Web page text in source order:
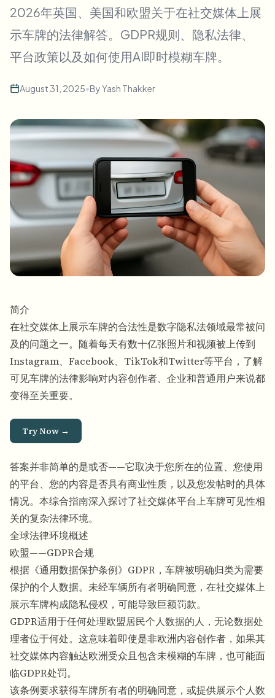
语音匿名处理器
换脸 - 图片
换脸 - 视频
视频智能
批量视频模糊
一次处理多个视频
大批量、保留期和SLA
批量车牌模糊
车队、行车记录仪和停车场大规模处理
高吞吐量流水线
模糊任何内容
企业区域、策略和审核
自动化上传、任务和Webhook
联系表单
视频智能
批量背景移除
2026年英国、美国和欧盟关于在社交媒体上展
示车牌的法律解答。GDPR规则、隐私法律、
平台政策以及如何使用AI即时模糊车牌。
August 31, 2025•ByYash Thakker
简介
在社交媒体上展示车牌的合法性是数字隐私法领域最常被问
及的问题之一。随着每天有数十亿张照片和视频被上传到
Instagram、Facebook、TikTok和Twitter等平台，了解
可见车牌的法律影响对内容创作者、企业和普通用户来说都
变得至关重要。
Try Now →
答案并非简单的是或否——它取决于您所在的位置、您使用
的平台、您的内容是否具有商业性质，以及您发帖时的具体
情况。本综合指南深入探讨了社交媒体平台上车牌可见性相
关的复杂法律环境。
全球法律环境概述
欧盟——GDPR合规
根据《通用数据保护条例》 GDPR ，车牌被明确归类为需要
保护的个人数据。未经车辆所有者明确同意，在社交媒体上
展示车牌构成隐私侵权，可能导致巨额罚款。
GDPR适用于任何处理欧盟居民个人数据的人，无论数据处
理者位于何处。这意味着即使是非欧洲内容创作者，如果其
社交媒体内容触达欧洲受众且包含未模糊的车牌，也可能面
临GDPR处罚。
该条例要求获得车牌所有者的明确同意，或提供展示个人数